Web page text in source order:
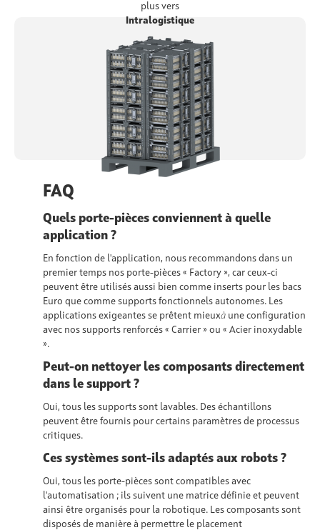
plus vers
Intralogistique
FAQ
Quels porte-pièces conviennent à quelle
application ?
En fonction de l'application, nous recommandons dans un
premier temps nos porte-pièces « Factory », car ceux-ci
peuvent être utilisés aussi bien comme inserts pour les bacs
Euro que comme supports fonctionnels autonomes. Les
applications exigeantes se prêtent mieuxà une configuration
avec nos supports renforcés « Carrier » ou « Acier inoxydable
».
Peut-on nettoyer les composants directement
dans le support ?
Oui, tous les supports sont lavables. Des échantillons
peuvent être fournis pour certains paramètres de processus
critiques.
Ces systèmes sont-ils adaptés aux robots ?
Oui, tous les porte-pièces sont compatibles avec
l'automatisation ; ils suivent une matrice définie et peuvent
ainsi être organisés pour la robotique. Les composants sont
disposés de manière à permettre le placement